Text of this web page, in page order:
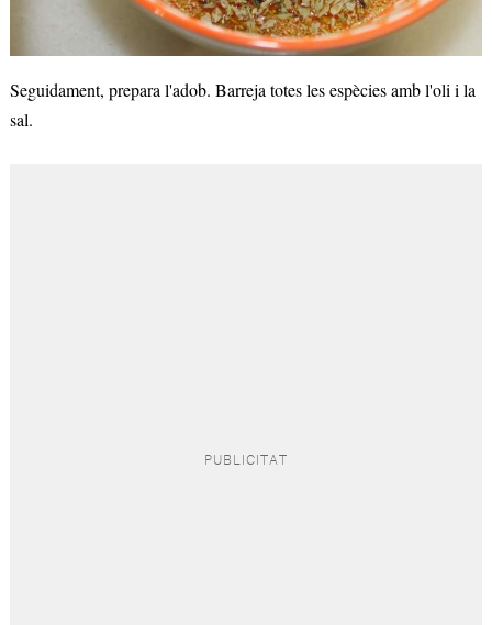
Seguidament, prepara l'adob. Barreja totes les espècies amb l'oli i la
sal.